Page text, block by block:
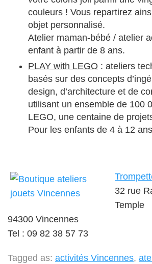
couleurs ! Vous repartirez
objet personnalisé.
Atelier maman-bébé / atelier
enfant à partir de 8 ans.
PLAY with LEGO : ateliers
basés sur des concepts
design, d’architecture et de
utilisant un ensemble de 100
LEGO, une centaine de
Pour les enfants de 4 à 12
32 rue
Temple
94300 Vincennes
Tel : 09 82 38 57 73
Tagged as: activités Vincennes,